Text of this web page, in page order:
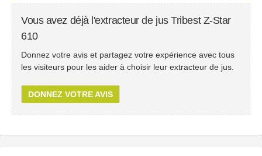
Vous avez déjà l'extracteur de jus Tribest Z-Star
610
Donnez votre avis et partagez votre expérience avec tous
les visiteurs pour les aider à choisir leur extracteur de jus.
DONNEZ VOTRE AVIS